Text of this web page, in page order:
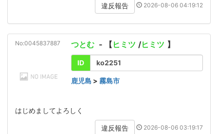
違反報告 2026-08-06 04:19:12
No:0045837887 つとむ - 【 ヒミツ /ヒミツ 】
ID ko2251
鹿児島 > 霧島市
はじめましてよろしく
違反報告 2026-08-06 03:19:17